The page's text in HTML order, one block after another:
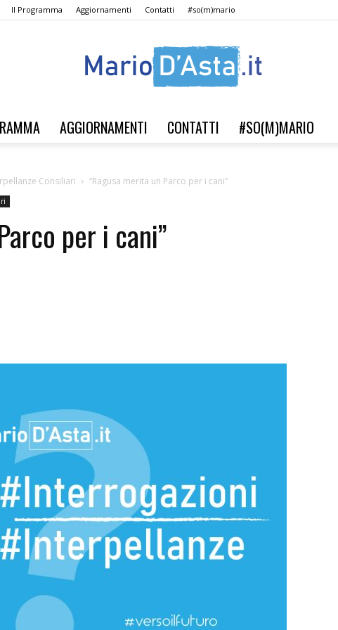
Il Programma Aggiornamenti Contatti #so(m)mario
AGGIORNAMENTI CONTATTI #SO(M)MARIO
Consiliari “Ragusa merita un Parco per i cani”
per i cani”